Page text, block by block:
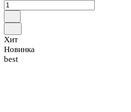
Хит
Новинка
best